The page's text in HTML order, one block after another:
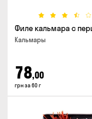
Филе кальмара с
Кальмары
78,00
грн за 60 г